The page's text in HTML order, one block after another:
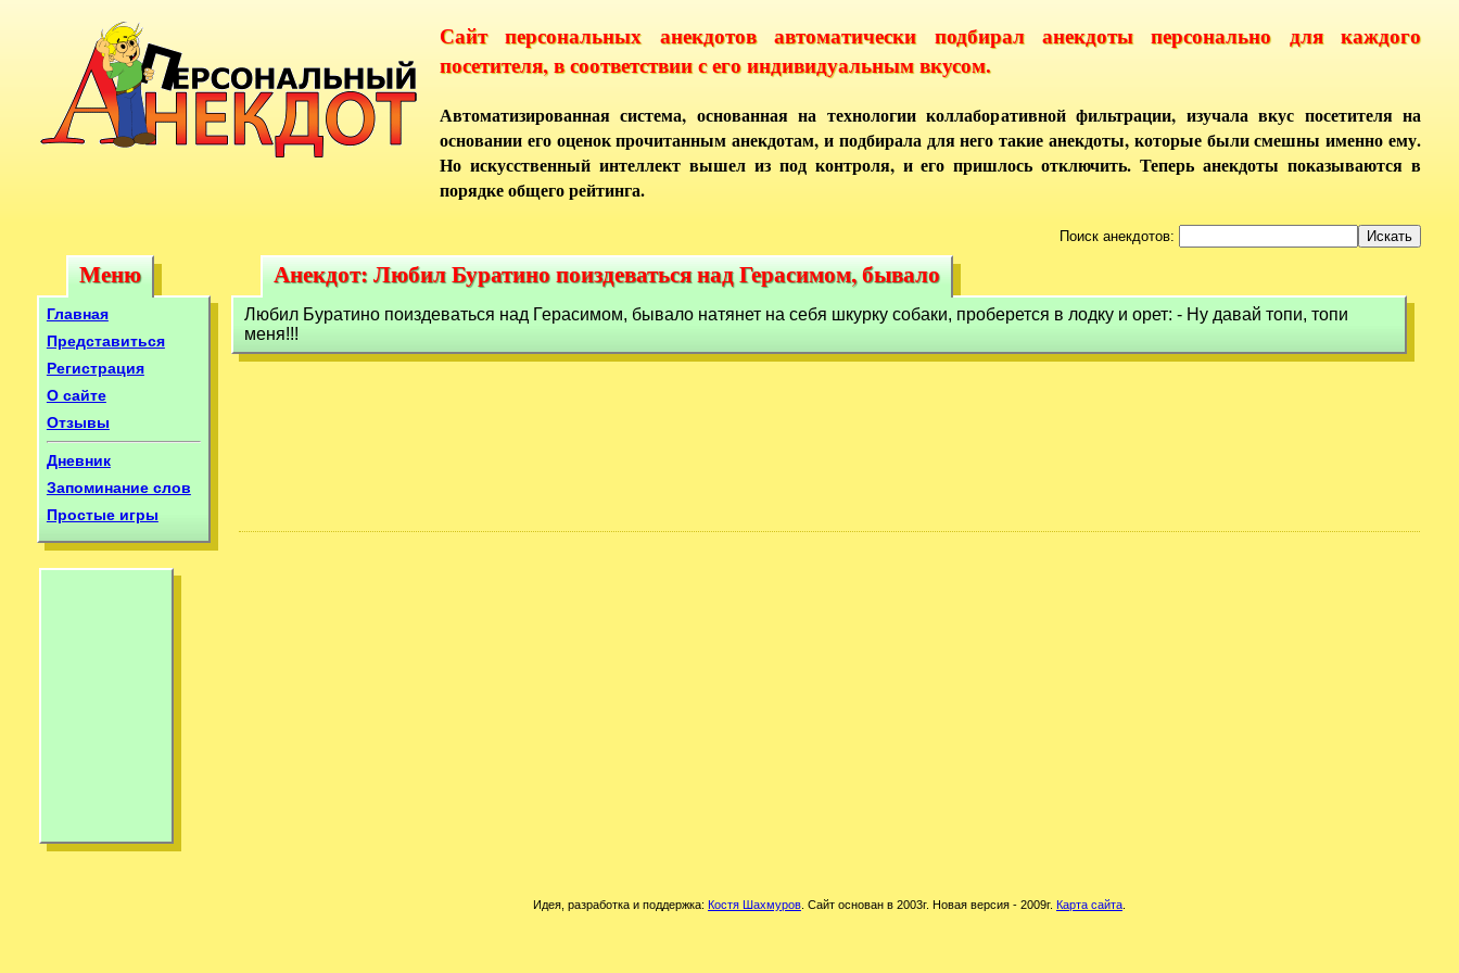
Сайт персональных анекдотов автоматически подбирал анекдоты персонально для каждого
посетителя, в соответствии с его индивидуальным вкусом.
Автоматизированная система, основанная на технологии коллаборативной фильтрации, изучала вкус посетителя на
основании его оценок прочитанным анекдотам, и подбирала для него такие анекдоты, которые были смешны именно ему.
Но искусственный интеллект вышел из под контроля, и его пришлось отключить. Теперь анекдоты показываются в
порядке общего рейтинга.
Поиск анекдотов:
Меню
Меню
Главная
Представиться
Регистрация
О сайте
Отзывы
Дневник
Запоминание слов
Простые игры
Анекдот: Любил Буратино поиздеваться над Герасимом, бывало
Анекдот: Любил Буратино поиздеваться над Герасимом, бывало
Любил Буратино поиздеваться над Герасимом, бывало натянет на себя шкурку собаки, проберется в лодку и орет: - Ну давай топи, топи
меня!!!
Идея, разработка и поддержка: Костя Шахмуров . Сайт основан в 2003г. Новая версия - 2009г. Карта сайта